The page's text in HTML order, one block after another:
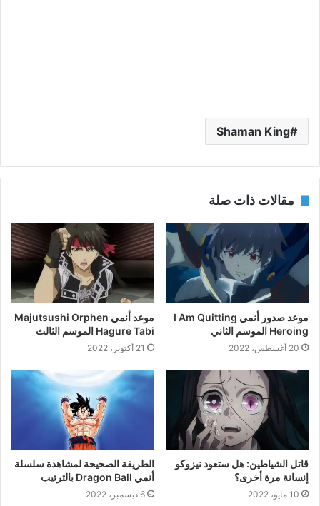
Shaman King
مقالات ذات صلة
موعد صدور أنمي I Am Quitting
Heroing الموسم الثاني
20 أغسطس، 2022
موعد أنمي Majutsushi Orphen
Hagure Tabi الموسم الثالث
21 أكتوبر، 2022
قاتل الشياطين: هل ستعود نيزوكو
إنسانة مرة أخرى؟
10 مايو، 2022
الطريقة الصحيحة لمشاهدة سلسلة
أنمي Dragon Ball بالترتيب
6 ديسمبر، 2022